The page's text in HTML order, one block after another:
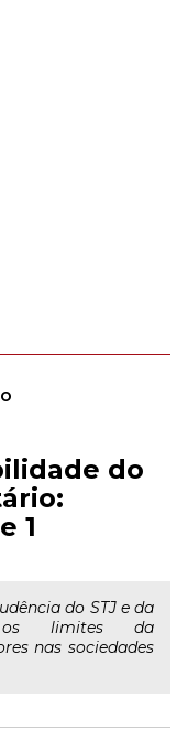
do
1
do STJ e da
os limites da
nas sociedades